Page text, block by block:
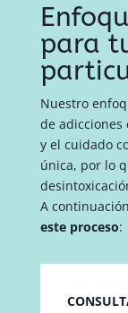
para
Nuestro
de adicciones
y el cuidado
única, por lo
A
este proceso: